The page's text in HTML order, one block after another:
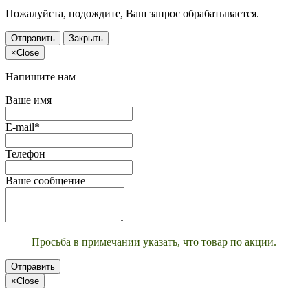
Пожалуйста, подождите, Ваш запрос обрабатывается.
Отправить
Закрыть
×Close
Напишите нам
Ваше имя
E-mail*
Телефон
Ваше сообщение
Просьба в примечании указать, что товар по акции.
Отправить
×Close